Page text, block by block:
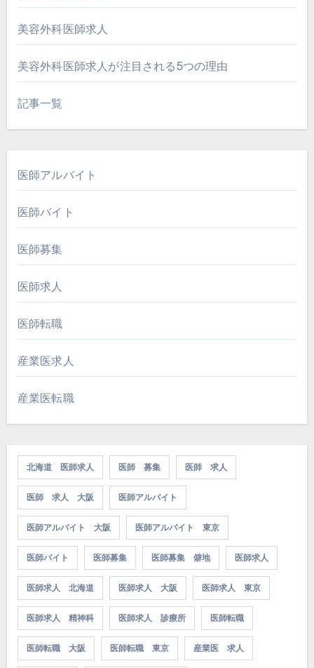
美容外科医師求人
美容外科医師求人が注目される5つの理由
記事一覧
医師アルバイト
医師バイト
医師募集
医師求人
医師転職
産業医求人
産業医転職
北海道 医師求人 医師 募集 医師 求人
医師 求人 大阪 医師アルバイト
医師アルバイト 大阪 医師アルバイト 東京
医師バイト 医師募集 医師募集 僻地 医師求人
医師求人 北海道 医師求人 大阪 医師求人 東京
医師求人 精神科 医師求人 診療所 医師転職
医師転職 大阪 医師転職 東京 産業医 求人